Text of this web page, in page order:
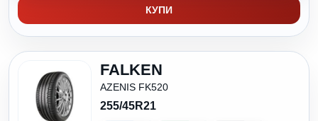
КУПИ
FALKEN
AZENIS FK520
255/45R21